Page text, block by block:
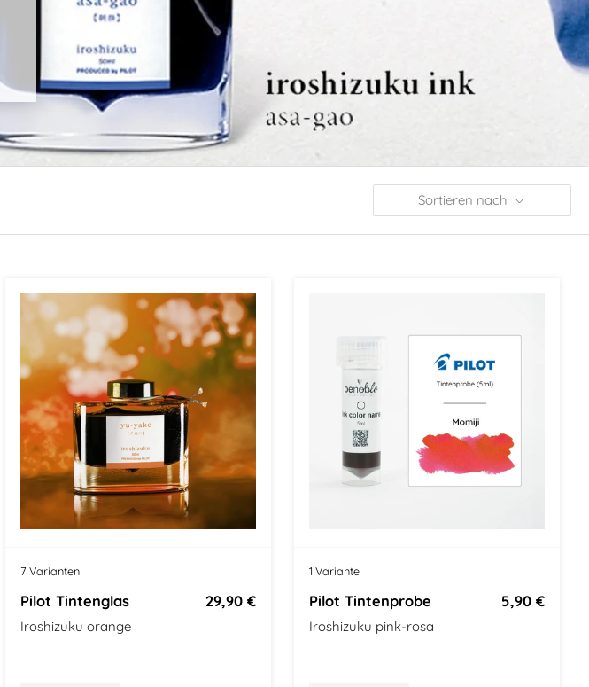
Sortieren nach
7 Varianten
Pilot Tintenglas 29,90 €
Iroshizuku orange
1 Variante
Pilot Tintenprobe 5,90 €
Iroshizuku pink-rosa